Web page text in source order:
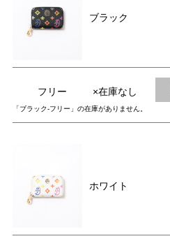
ブラック
フリー ×在庫なし
「ブラック-フリー」の在庫がありません。
ホワイト